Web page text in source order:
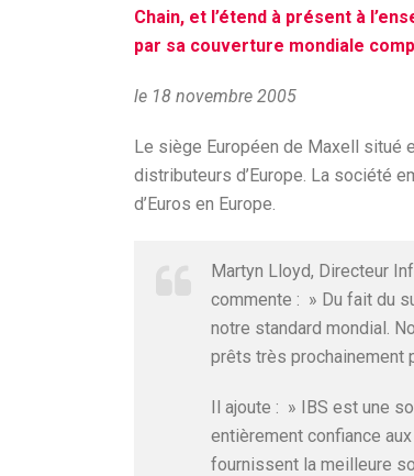
Chain, et l’étend à présent à
par sa couverture mondiale
le 18 novembre 2005
Le siège Européen de Maxell situé
distributeurs d’Europe. La société
d’Euros en Europe.
Martyn Lloyd, Directeur
commente : » Du fait du
notre standard mondial.
prêts très prochainement
Il ajoute : » IBS est une
entièrement confiance
fournissent la meilleure